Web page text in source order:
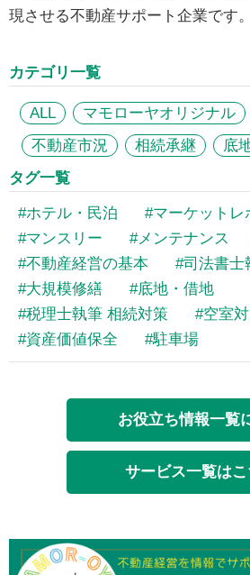
現させる不動産サポート企業です。
カテゴリ一覧
ALL マモローヤオリジナル
不動産市況
相続承継 底
タグ一覧
ホテル・民泊
マーケットレ
マンスリー
メンテナンス
不動産経営の基本
司法書士
大規模修繕
底地・借地
税理士執筆 相続対策
空室
資産価値保全
駐車場
お役立ち情報一覧
サービス一覧はこ